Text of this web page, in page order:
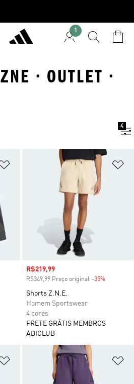
1
· OUTLET ·
4
Adicionar à Lista de Desejos
Preço com desconto
R$219,99
R$349,99 Preço original -35%
Shorts Z.N.E.
Homem Sportswear
4 cores
FRETE GRÁTIS MEMBROS
ADICLUB
Adicionar à Lista de Desejos